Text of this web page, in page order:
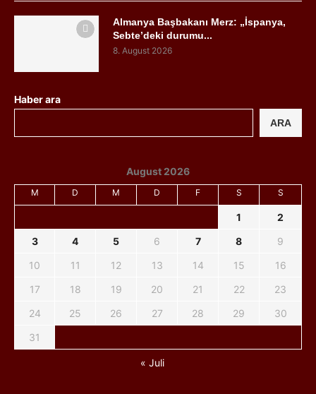
Almanya Başbakanı Merz: „İspanya,
Sebte’deki durumu...
8. August 2026
Haber ara
ARA
August 2026
M D M D F S S
1
2
3
4 5 6 7 8
9
10
11 12 13 14 15
16
17
18 19 20 21 22
23
24
25 26 27 28 29
30
31
« Juli